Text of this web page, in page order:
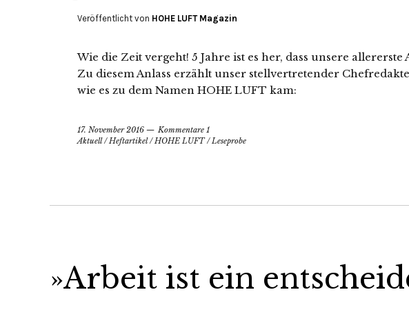
Veröffentlicht von HOHE LUFT Magazin
Wie die Zeit vergeht! 5 Jahre ist es her, dass unsere allererste
Zu diesem Anlass erzählt unser stellvertretender
wie es zu dem Namen HOHE LUFT kam:
17. November 2016
Kommentare 1
Aktuell/Heftartikel/HOHE LUFT/Leseprobe
»Arbeit ist ein